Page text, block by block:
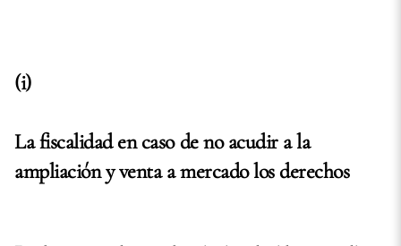
(i)
La fiscalidad en caso de no acudir a la
ampliación y venta a mercado los derechos